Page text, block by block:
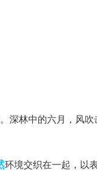
深林中的六月，风
环境交织在一起，以